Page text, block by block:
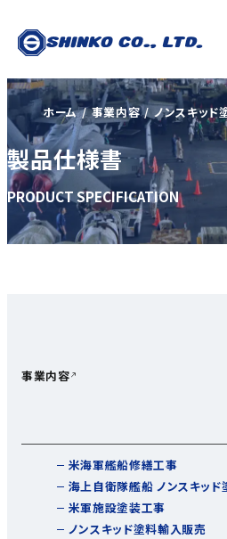
ホーム 事業内容 ノンスキッド
製品仕様書
PRODUCT SPECIFICATION
事業内容
米海軍艦船修繕工事
海上自衛隊艦船 ノンスキッド
米軍施設塗装工事
ノンスキッド塗料輸入販売